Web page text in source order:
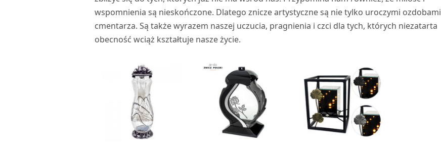
wspomnienia są nieskończone. Dlatego znicze artystyczne są nie tylko uroczymi ozdobami
cmentarza. Są także wyrazem naszej uczucia, pragnienia i czci dla tych, których niezatarta
obecność wciąż kształtuje nasze życie.